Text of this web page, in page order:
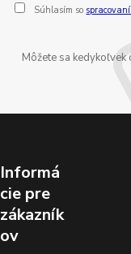
Súhlasím so
Môžete sa
Informá
cie pre
zákazník
ov